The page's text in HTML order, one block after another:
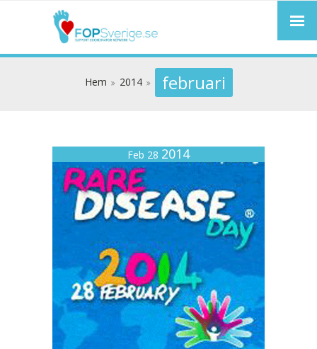
Hem 2014 februari
Feb 28 2014